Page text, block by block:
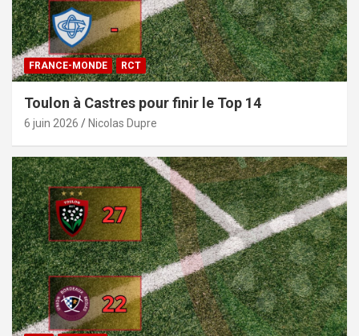
FRANCE-MONDE RCT
Toulon à Castres pour finir le Top 14
6 juin 2026 Nicolas Dupre